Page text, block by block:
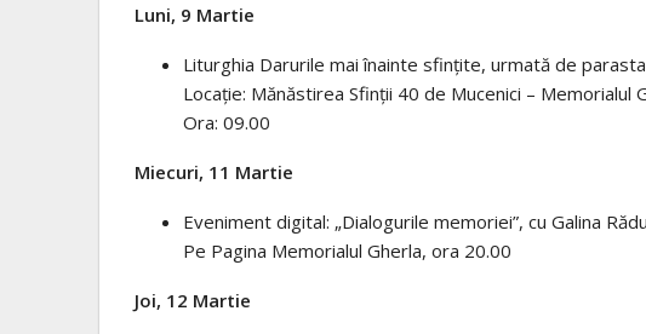
Luni, 9 Martie
Liturghia Darurile mai înainte sfințite, urmată de
Locație: Mănăstirea Sfinții 40 de Mucenici – Memorialul
Ora: 09.00
Miecuri, 11 Martie
Eveniment digital: „Dialogurile memoriei”, cu Galina
Pe Pagina Memorialul Gherla, ora 20.00
Joi, 12 Martie